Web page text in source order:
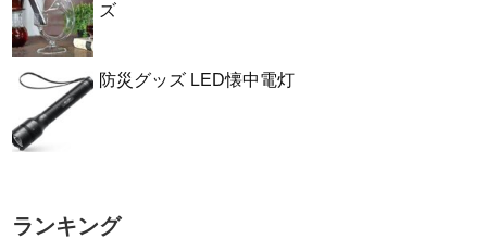
ズ
防災グッズ LED懐中電灯
ランキング